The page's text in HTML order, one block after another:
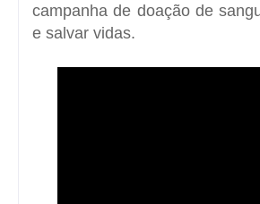
campanha de doação de
e salvar vidas.